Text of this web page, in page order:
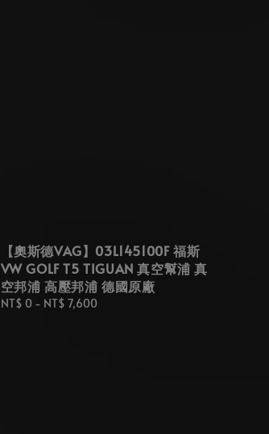
【奧斯德VAG】03L145100F 福斯
VW GOLF T5 TIGUAN 真空幫浦 真
空邦浦 高壓邦浦 德國原廠
Regular
NT$ 0- NT$ 7,600